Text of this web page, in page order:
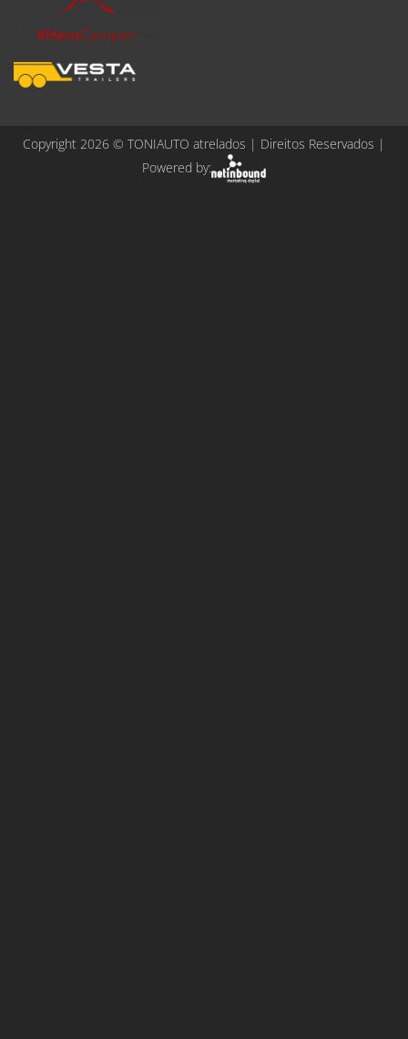
Copyright 2026 © TONIAUTO atrelados | Direitos Reservados |
Powered by: